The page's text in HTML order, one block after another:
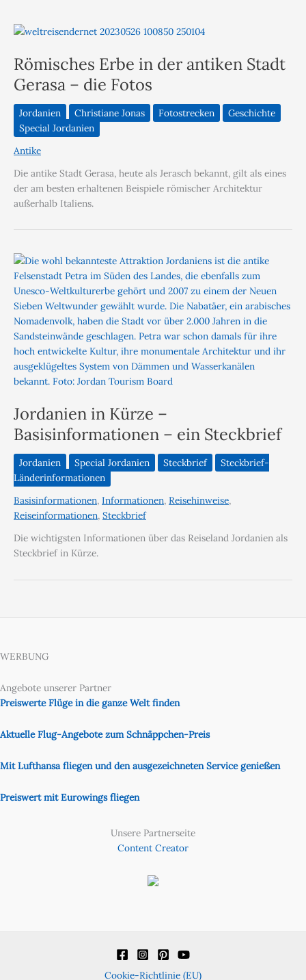
Römisches Erbe in der antiken Stadt
Gerasa – die Fotos
Jordanien Christiane Jonas Fotostrecken
Geschichte
Special Jordanien
Antike
Die antike Stadt Gerasa, heute als Jerasch bekannt, gilt als eines
der am besten erhaltenen Beispiele römischer Architektur
außerhalb Italiens.
Jordanien in Kürze –
Basisinformationen – ein Steckbrief
Jordanien Special Jordanien Steckbrief
Steckbrief-
Länderinformationen
Basisinformationen, Informationen, Reisehinweise,
Reiseinformationen, Steckbrief
Die wichtigsten Informationen über das Reiseland Jordanien als
Steckbrief in Kürze.
WERBUNG
Angebote unserer Partner
Preiswerte Flüge in die ganze Welt finden
Aktuelle Flug-Angebote zum Schnäppchen-Preis
Mit Lufthansa fliegen und den ausgezeichneten Service genießen
Preiswert mit Eurowings fliegen
Unsere Partnerseite
Content Creator
Cookie-Richtlinie (EU)